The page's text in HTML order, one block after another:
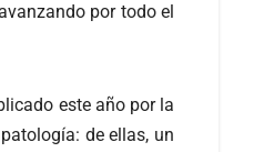
por todo el
este año por la
de ellas, un